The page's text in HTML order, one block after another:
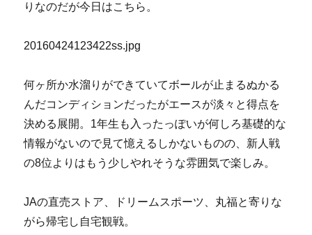
りなのだが今日はこちら。
20160424123422ss.jpg
何ヶ所か水溜りができていてボールが止まるぬかる
んだコンディションだったがエースが淡々と得点を
決める展開。1年生も入ったっぽいが何しろ基礎的な
情報がないので見て憶えるしかないものの、新人戦
の8位よりはもう少しやれそうな雰囲気で楽しみ。
JAの直売ストア、ドリームスポーツ、丸福と寄りな
がら帰宅し自宅観戦。